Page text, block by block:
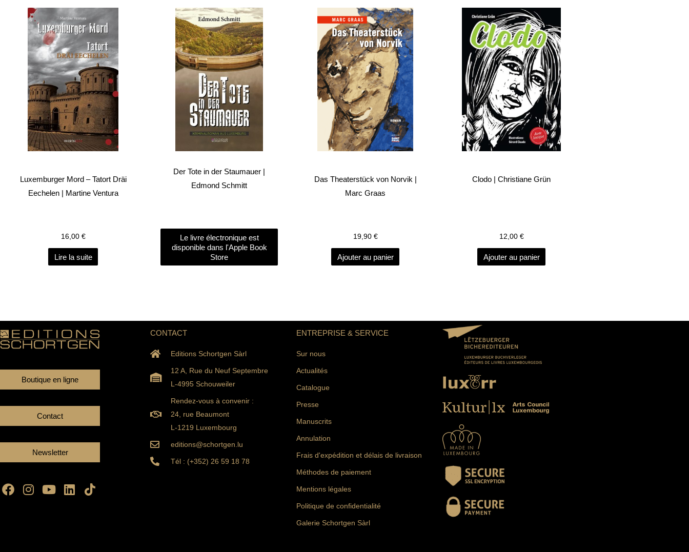
Luxemburger Mord – Tatort Dräi
Eechelen | Martine Ventura
16,00 €
Lire la suite
Der Tote in der Staumauer |
Edmond Schmitt
Le livre électronique est
disponible dans l'Apple Book
Store
Das Theaterstück von Norvik |
Marc Graas
19,90 €
Ajouter au panier
Clodo | Christiane Grün
12,00 €
Ajouter au panier
Boutique en ligne
Contact
Newsletter
CONTACT
Editions Schortgen Sàrl
12 A, Rue du Neuf Septembre
L-4995 Schouweiler
Rendez-vous à convenir :
24, rue Beaumont
L-1219 Luxembourg
editions@schortgen.lu
Tél : (+352) 26 59 18 78
ENTREPRISE & SERVICE
Sur nous
Actualités
Catalogue
Presse
Manuscrits
Annulation
Frais d'expédition et délais de livraison
Méthodes de paiement
Mentions légales
Politique de confidentialité
Galerie Schortgen Sàrl